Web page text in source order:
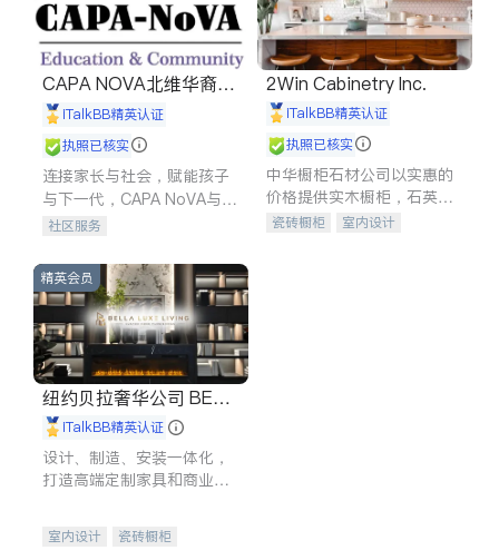
CAPA NOVA北维华裔家
长会iTalkBB精英认证
执照已核实
连接家长与社会，赋能孩子
与下一代，CAPA NoVA与您
携手建设包容、公平、充满
社区服务
2Win Cabinetry Inc.
iTalkBB精英认证
执照已核实
中华橱柜石材公司以实惠的
价格提供实木橱柜，石英石
台面，多种优质不锈钢水
瓷砖橱柜
室内设计
精英会员
纽约贝拉奢华公司 BELL
A LUXE
iTalkBB精英认证
设计、制造、安装一体化，
打造高端定制家具和商业空
室内设计
瓷砖橱柜